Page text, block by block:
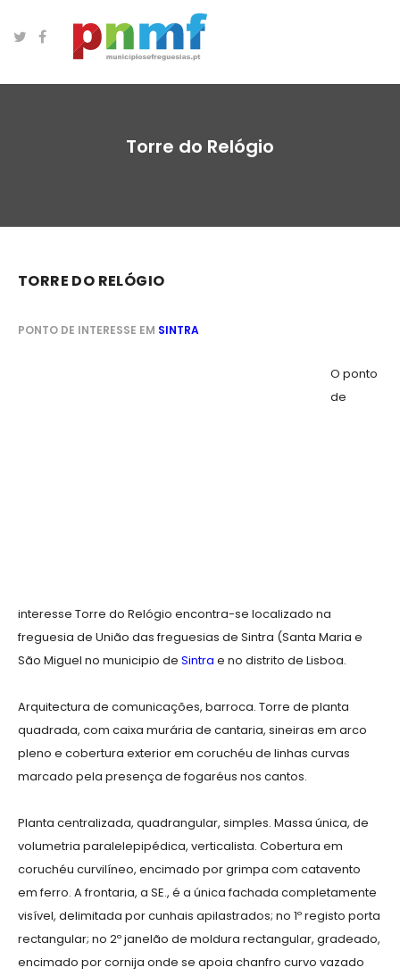
Torre do Relógio
TORRE DO RELÓGIO
PONTO DE INTERESSE EM SINTRA
O ponto
de
interesse Torre do Relógio encontra-se localizado na
freguesia de União das freguesias de Sintra (Santa Maria e
São Miguel no municipio de Sintra e no distrito de Lisboa.
Arquitectura de comunicações, barroca. Torre de planta
quadrada, com caixa murária de cantaria, sineiras em arco
pleno e cobertura exterior em coruchéu de linhas curvas
marcado pela presença de fogaréus nos cantos.
Planta centralizada, quadrangular, simples. Massa única, de
volumetria paralelepipédica, verticalista. Cobertura em
coruchéu curvilíneo, encimado por grimpa com catavento
em ferro. A frontaria, a SE., é a única fachada completamente
visível, delimitada por cunhais apilastrados; no 1º registo porta
rectangular; no 2º janelão de moldura rectangular, gradeado,
encimado por cornija onde se apoia chanfro curvo vazado